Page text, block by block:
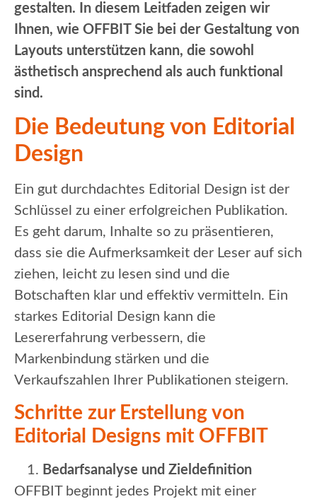
gestalten. In diesem Leitfaden zeigen wir
Ihnen, wie OFFBIT Sie bei der Gestaltung von
Layouts unterstützen kann, die sowohl
ästhetisch ansprechend als auch funktional
sind.
Die Bedeutung von Editorial
Design
Ein gut durchdachtes Editorial Design ist der
Schlüssel zu einer erfolgreichen Publikation.
Es geht darum, Inhalte so zu präsentieren,
dass sie die Aufmerksamkeit der Leser auf sich
ziehen, leicht zu lesen sind und die
Botschaften klar und effektiv vermitteln. Ein
starkes Editorial Design kann die
Lesererfahrung verbessern, die
Markenbindung stärken und die
Verkaufszahlen Ihrer Publikationen steigern.
Schritte zur Erstellung von
Editorial Designs mit OFFBIT
Bedarfsanalyse und Zieldefinition
OFFBIT beginnt jedes Projekt mit einer